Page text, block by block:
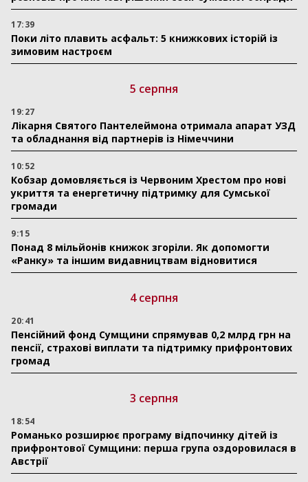
17:39
Поки літо плавить асфальт: 5 книжкових історій із
зимовим настроєм
5 серпня
19:27
Лікарня Святого Пантелеймона отримала апарат УЗД
та обладнання від партнерів із Німеччини
10:52
Кобзар домовляється із Червоним Хрестом про нові
укриття та енергетичну підтримку для Сумської
громади
9:15
Понад 8 мільйонів книжок згоріли. Як допомогти
«Ранку» та іншим видавництвам відновитися
4 серпня
20:41
Пенсійний фонд Сумщини спрямував 0,2 млрд грн на
пенсії, страхові виплати та підтримку прифронтових
громад
3 серпня
18:54
Романько розширює програму відпочинку дітей із
прифронтової Сумщини: перша група оздоровилася в
Австрії